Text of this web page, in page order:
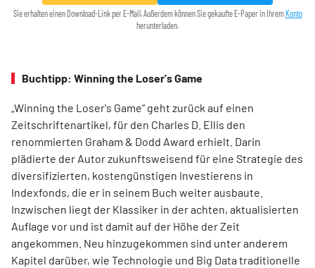
Sie erhalten einen Download-Link per E-Mail. Außerdem können Sie gekaufte E-Paper in Ihrem Konto
herunterladen.
Buchtipp: Winning the Loser's Game
„Winning the Loser's Game“ geht zurück auf einen
Zeitschriftenartikel, für den Charles D. Ellis den
renommierten Graham & Dodd Award erhielt. Darin
plädierte der Autor zukunftsweisend für eine Strategie des
diversifizierten, kostengünstigen Investierens in
Indexfonds, die er in seinem Buch weiter ausbaute.
Inzwischen liegt der Klassiker in der achten, aktualisierten
Auflage vor und ist damit auf der Höhe der Zeit
angekommen. Neu hinzugekommen sind unter anderem
Kapitel darüber, wie Technologie und Big Data traditionelle